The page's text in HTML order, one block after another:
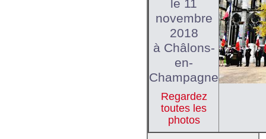
le 11
novembre
2018
à Châlons-
en-
Champagne
Regardez
toutes les
photos